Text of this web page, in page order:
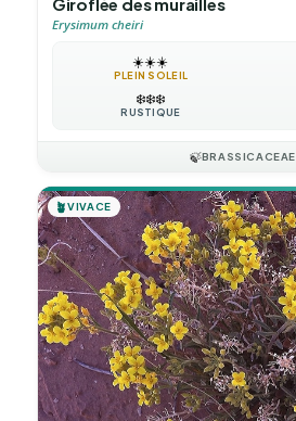
Erysimum cheiri
☀️☀️☀️
PLEIN SOLEIL
❄️❄️❄️
RUSTIQUE
🍃BRASSICACEAE
🪴VIVACE